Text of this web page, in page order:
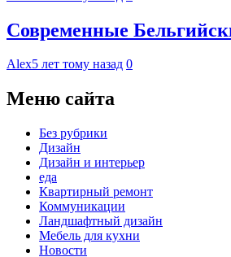
Современные
Alex5 лет тому назад 0
Меню сайта
Без рубрики
Дизайн
Дизайн и интерьер
еда
Квартирный ремонт
Коммуникации
Ландшафтный дизайн
Мебель для кухни
Новости